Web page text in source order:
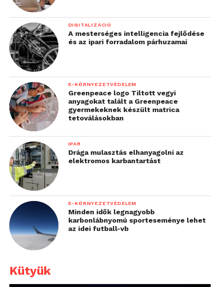
DIGITALIZÁCIÓ
A mesterséges intelligencia fejlődése
és az ipari forradalom párhuzamai
E-KÖRNYEZETVÉDELEM
Greenpeace logo Tiltott vegyi
anyagokat talált a Greenpeace
gyermekeknek készült matrica
tetoválásokban
IPAR
Drága mulasztás elhanyagolni az
elektromos karbantartást
E-KÖRNYEZETVÉDELEM
Minden idők legnagyobb
karbonlábnyomú sporteseménye lehet
az idei futball-vb
Kütyük